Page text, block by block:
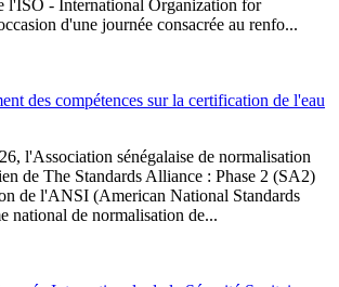
l'ISO - International Organization for
d'une journée consacrée au renfo...
des compétences sur la certification de l'eau
l'Association sénégalaise de normalisation
de The Standards Alliance : Phase 2 (SA2)
de l'ANSI (American National Standards
national de normalisation de...